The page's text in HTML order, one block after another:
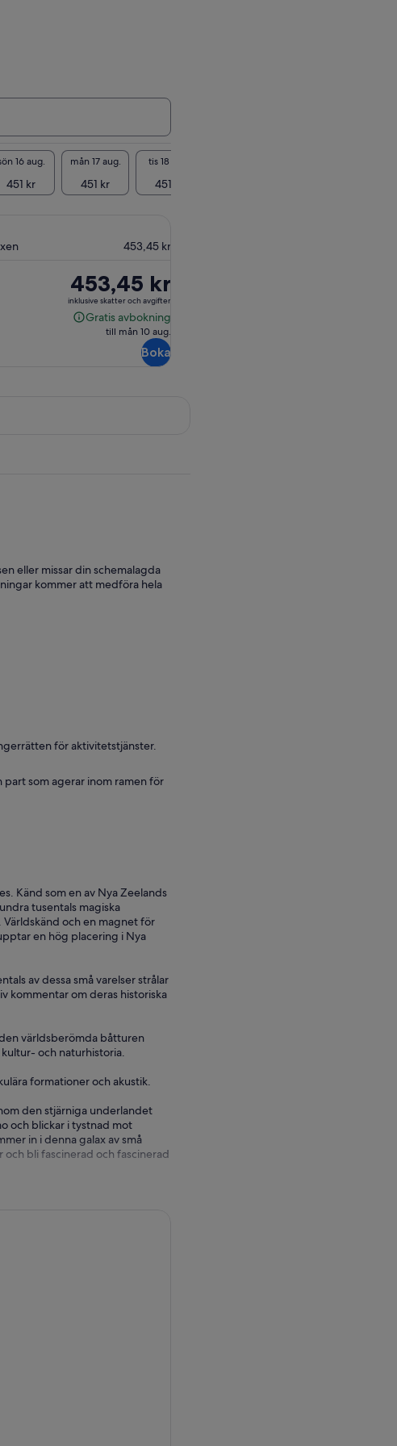
16 aug.
451 kr
mån 17 aug.
451 kr
tis 18 aug.
451 kr
453,45 kr
Priset
är
453,45 kr
453,45 kr
inklusive skatter och avgifter
Gratis avbokning
Gratis
till mån 10 aug.
Boka
eller missar din schemalagda
kommer att medföra hela
för aktivitetstjänster.
part som agerar inom ramen för
Känd som en av Nya Zeelands
tusentals magiska
och en magnet för
en hög placering i Nya
av dessa små varelser strålar
kommentar om deras historiska
världsberömda båtturen
och naturhistoria.
formationer och akustik.
den stjärniga underlandet
och blickar i tystnad mot
in i denna galax av små
bli fascinerad och fascinerad